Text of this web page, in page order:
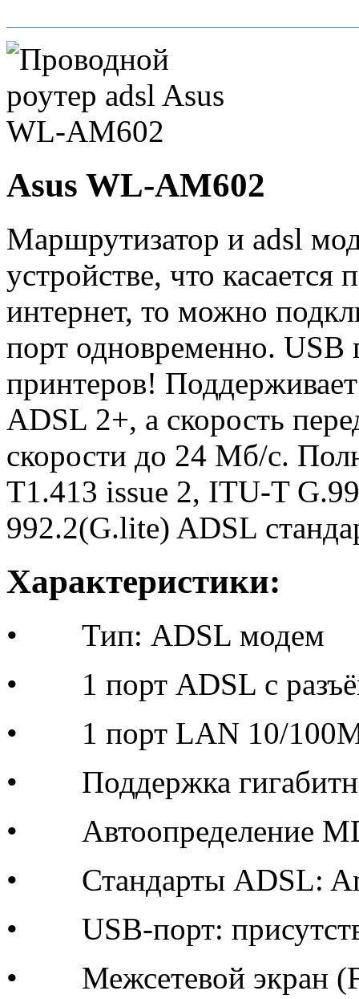
Asus WL-AM602
Маршрутизатор и adsl
устройстве, что
интернет, то можно
порт одновременно. USB
принтеров!
ADSL 2+, а скорость
скорости до 24 Мб/c.
T1.413 issue 2, ITU-T
992.2(G.lite) ADSL
Характеристики:
• Тип: ADSL модем
• 1 порт ADSL с
• 1 порт LAN 10/100M
• Поддержка
• Автоопределение
• Стандарты ADSL:
• USB-порт:
• Межсетевой экран